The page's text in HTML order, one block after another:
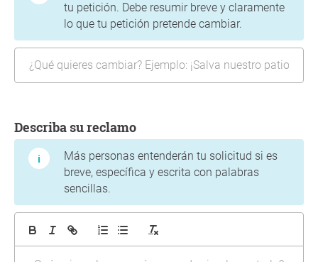
tu petición. Debe resumir breve y claramente
lo que tu petición pretende cambiar.
Describa su reclamo
Más personas entenderán tu solicitud si es
breve, específica y escrita con palabras
sencillas.